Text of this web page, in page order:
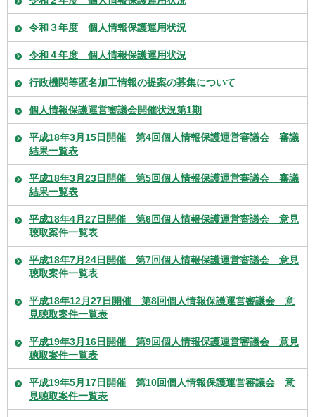
令和３年度 個人情報保護運用状況
令和４年度 個人情報保護運用状況
行政機関等匿名加工情報の提案の募集について
個人情報保護運営審議会開催状況第1期
平成18年3月15日開催 第4回個人情報保護運営審議会 審議
結果一覧表
平成18年3月23日開催 第5回個人情報保護運営審議会 審議
結果一覧表
平成18年4月27日開催 第6回個人情報保護運営審議会 意見
聴取案件一覧表
平成18年7月24日開催 第7回個人情報保護運営審議会 意見
聴取案件一覧表
平成18年12月27日開催 第8回個人情報保護運営審議会 意
見聴取案件一覧表
平成19年3月16日開催 第9回個人情報保護運営審議会 意見
聴取案件一覧表
平成19年5月17日開催 第10回個人情報保護運営審議会 意
見聴取案件一覧表